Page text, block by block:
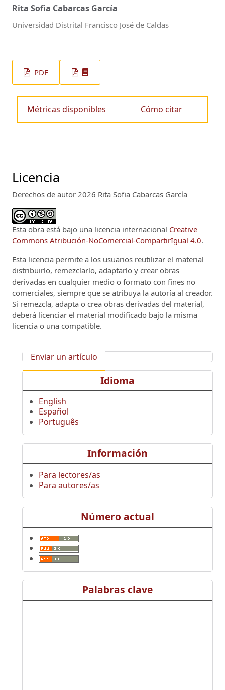
Rita Sofia Cabarcas García
Universidad Distrital Francisco José de Caldas
PDF
Métricas disponibles Cómo citar
Licencia
Derechos de autor 2026 Rita Sofia Cabarcas García
Esta obra está bajo una licencia internacional Creative
Commons Atribución-NoComercial-CompartirIgual 4.0.
Esta licencia permite a los usuarios reutilizar el material
distribuirlo, remezclarlo, adaptarlo y crear obras
derivadas en cualquier medio o formato con fines no
comerciales, siempre que se atribuya la autoría al creador.
Si remezcla, adapta o crea obras derivadas del material,
deberá licenciar el material modificado bajo la misma
licencia o una compatible.
Enviar un artículo
Idioma
English
Español
Português
Información
Para lectores/as
Para autores/as
Número actual
Palabras clave